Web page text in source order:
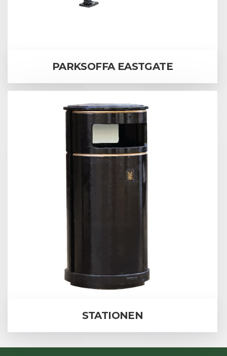
PARKSOFFA EASTGATE
STATIONEN